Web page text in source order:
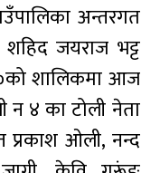
अन्तरगत
जयराज भट्ट
शालिकमा आज
न ४ का टोली नेता
प्रकाश ओली, नन्द